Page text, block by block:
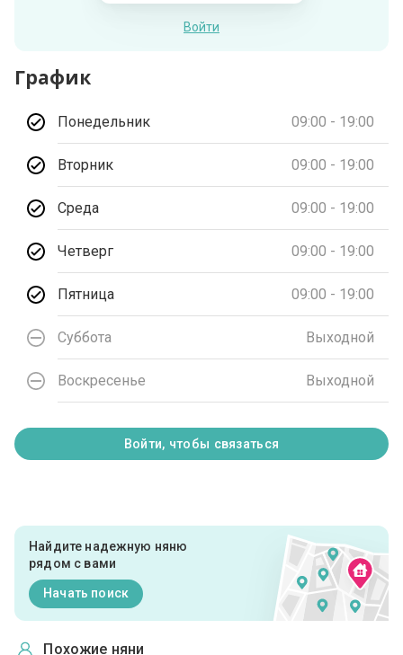
Войти
График
Понедельник 09:00 - 19:00
Вторник 09:00 - 19:00
Среда 09:00 - 19:00
Четверг 09:00 - 19:00
Пятница 09:00 - 19:00
Суббота Выходной
Воскресенье Выходной
Войти, чтобы связаться
Найдите надежную няню
рядом с вами
Начать поиск
Похожие няни